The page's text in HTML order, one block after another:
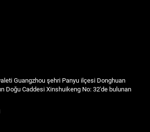
Guangzhou şehri Panyu ilçesi Donghuan
Doğu Caddesi Xinshuikeng No: 32'de bulunan